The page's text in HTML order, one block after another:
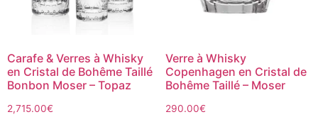
Carafe & Verres à Whisky
en Cristal de Bohême Taillé
Bonbon Moser – Topaz
2,715.00€
Verre à Whisky
Copenhagen en Cristal de
Bohême Taillé – Moser
290.00€